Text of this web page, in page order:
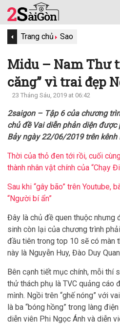
Trang chủ Sao
Midu – Nam Thư
căng” vì trai đẹp
23 Tháng Sáu, 2019 at 06:42
2saigon – Tập 6 của chương
chủ đề Vai diễn phản diện
Bảy ngày 22/06/2019 trên kênh
Thời của thỏ đen tới rồi, cuối
thành nhân vật chính của “Chạy
Sau khi “gây bão” trên Youtube,
“Người bí ẩn”
Đây là chủ đề quen thuộc nhưng
sinh còn lại của chương trình
đầu tiên trong top 10 sẽ có màn
này là Nguyễn Huy, Đào Duy
Bên cạnh tiết mục chính, mỗi thí
thử thách phụ là TVC quảng cáo
mình. Ngồi trên “ghế nóng” với
là ba “bóng hồng” trong làng
diễn viên Phi Ngọc Ánh và diễn